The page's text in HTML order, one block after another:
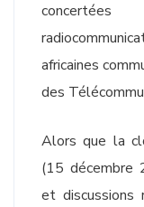
africaines
des
Alors que la
(15 décembre
et discussions